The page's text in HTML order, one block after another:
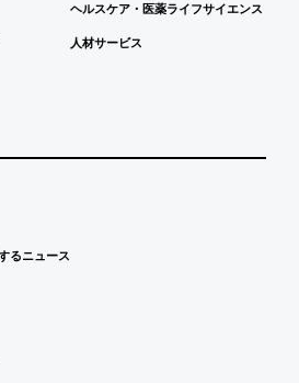
ヘルスケア・医薬ライフサイエンス
人材サービス
るニュース